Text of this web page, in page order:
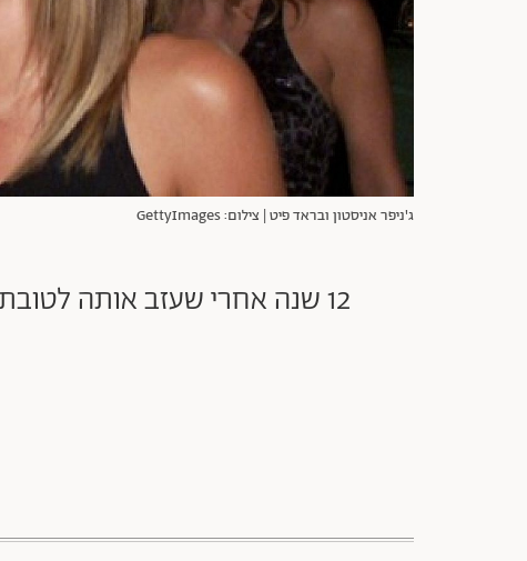
ג'ניפר אניסטון ובראד פיט | צילום: GettyImages
12 שנה אחרי שעזב אותה